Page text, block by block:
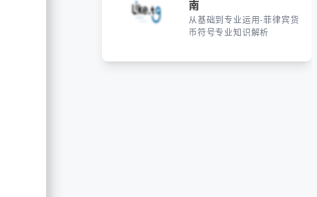
南
从基础到专业运用-菲律宾货
币符号专业知识解析